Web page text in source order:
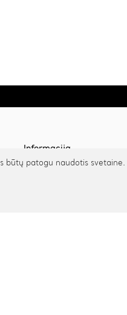
Informacija
būtų patogu naudotis